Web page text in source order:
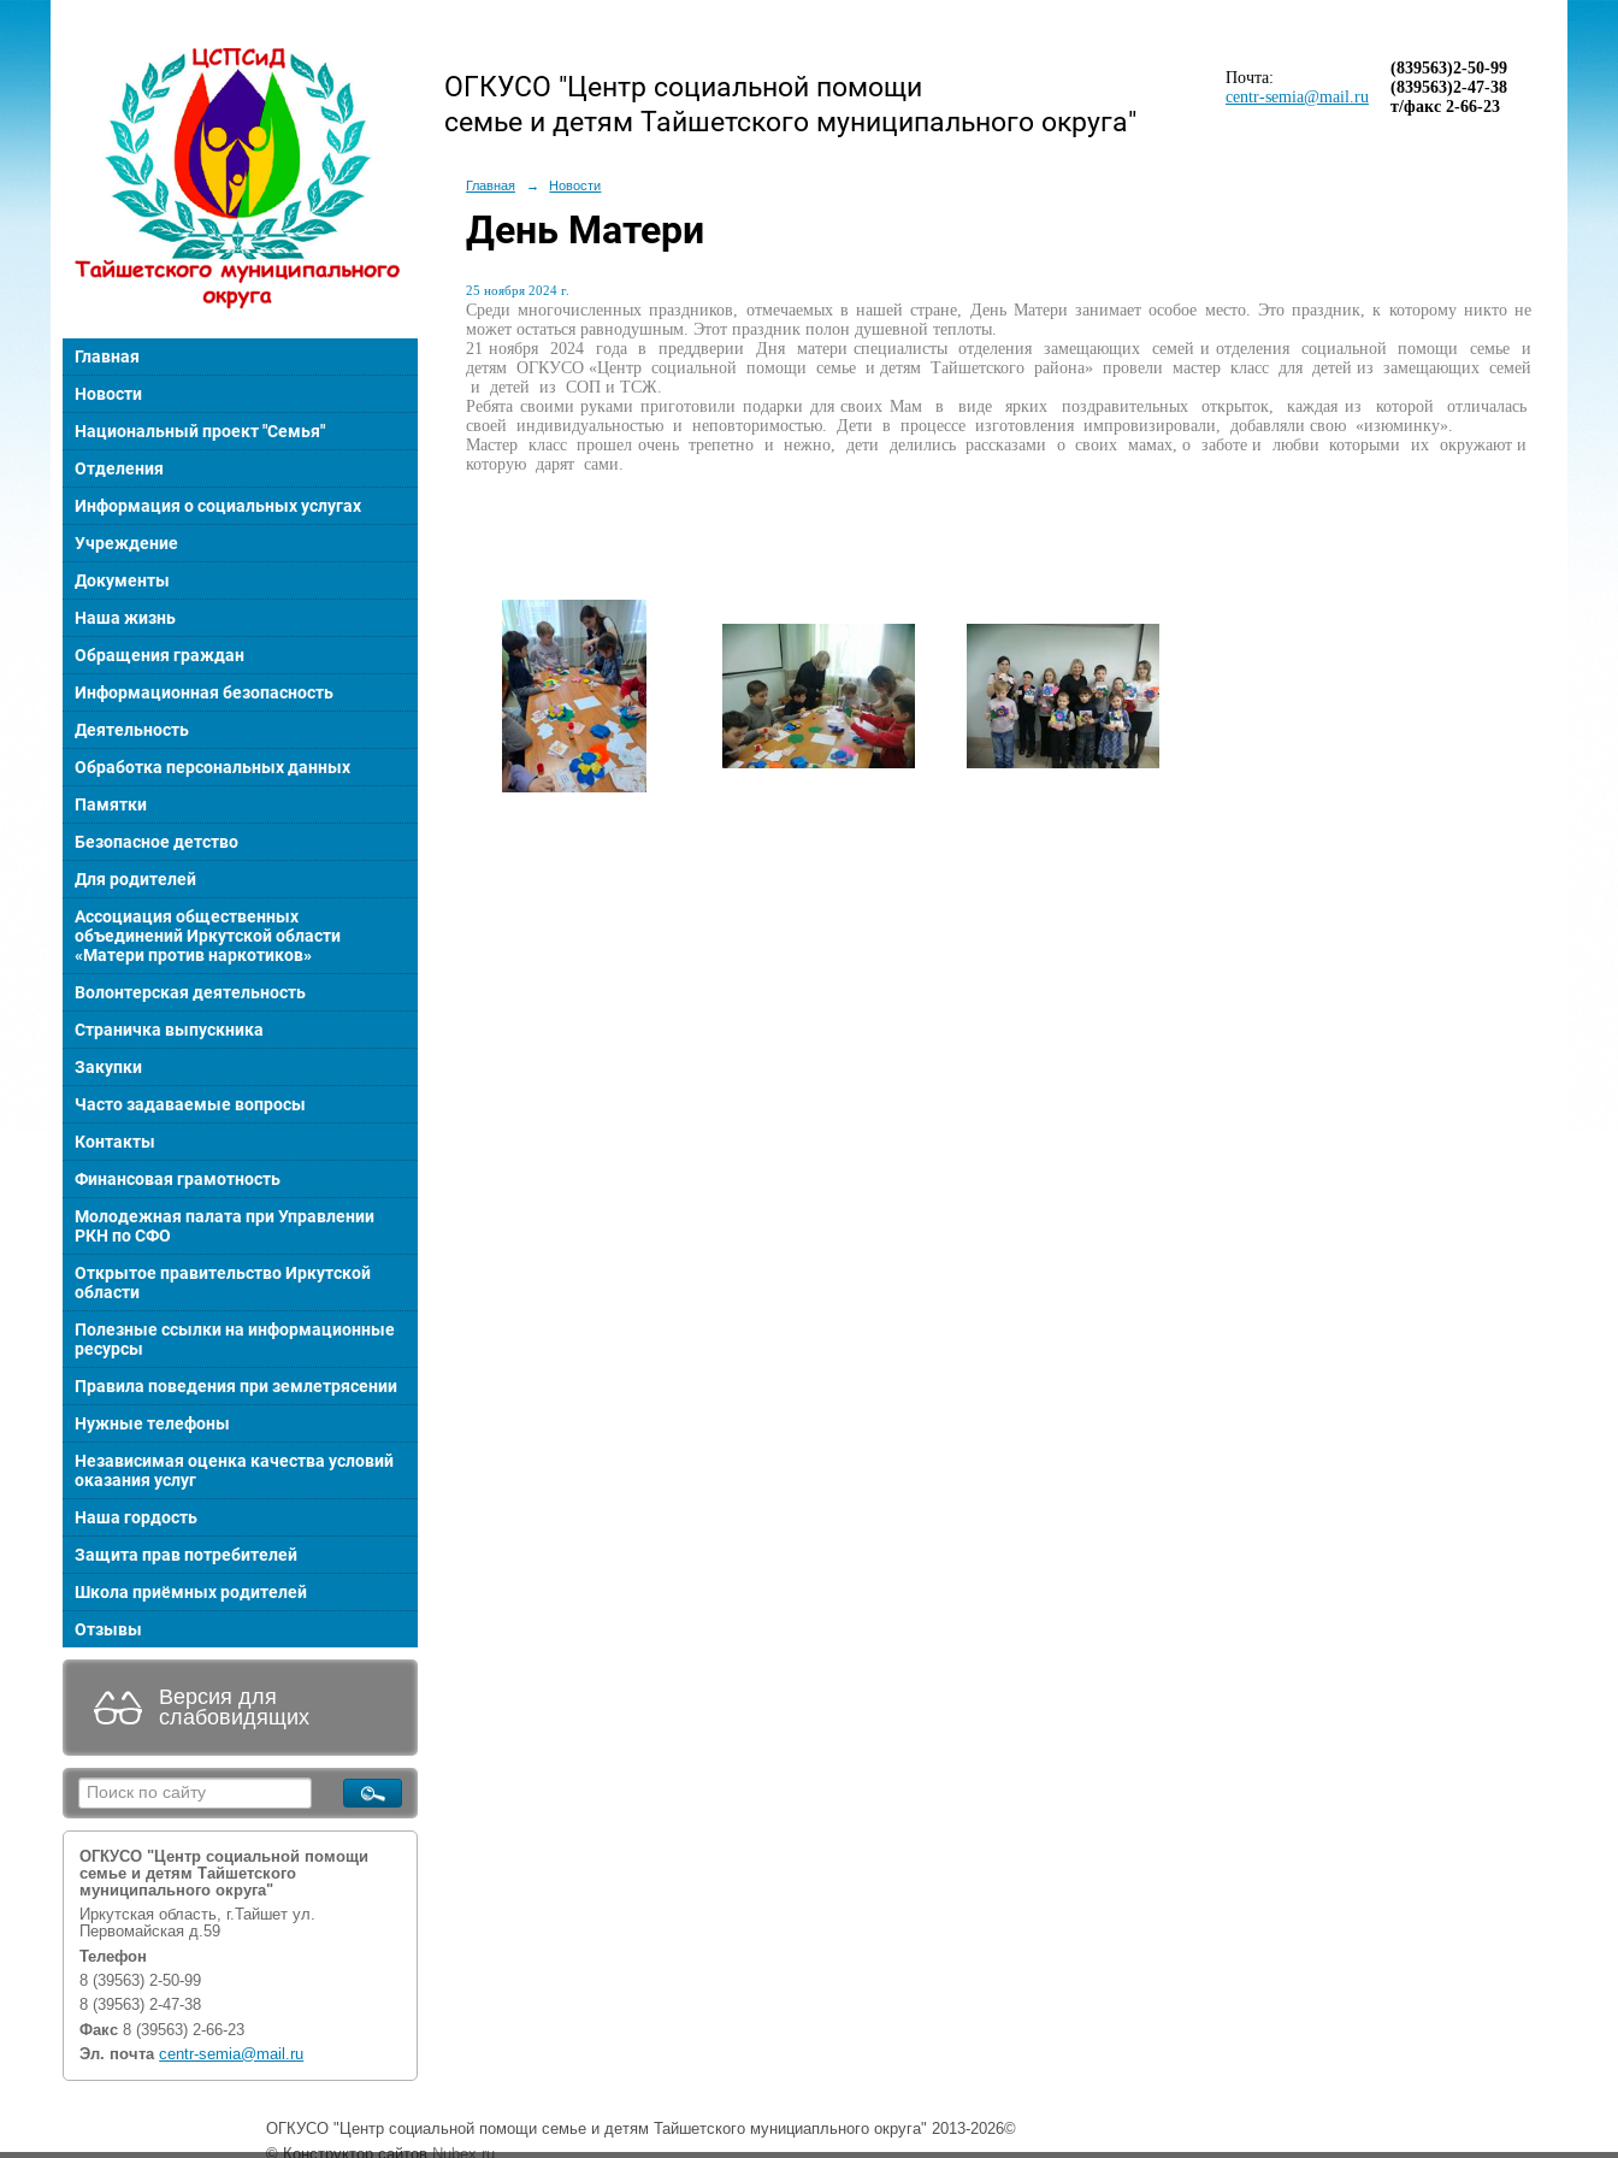
Главная
Новости
Национальный проект "Семья"
Отделения
Информация о социальных услугах
Учреждение
Документы
Наша жизнь
Обращения граждан
Информационная безопасность
Деятельность
Обработка персональных данных
Памятки
Безопасное детство
Для родителей
Ассоциация общественных
объединений Иркутской области
«Матери против наркотиков»
Волонтерская деятельность
Страничка выпускника
Закупки
Часто задаваемые вопросы
Контакты
Финансовая грамотность
Молодежная палата при Управлении
РКН по СФО
Открытое правительство Иркутской
области
Полезные ссылки на информационные
ресурсы
Правила поведения при землетрясении
Нужные телефоны
Независимая оценка качества условий
оказания услуг
Наша гордость
Защита прав потребителей
Школа приёмных родителей
Отзывы
Версия для
слабовидящих
ОГКУСО "Центр социальной помощи
семье и детям Тайшетского
муниципального округа"
Иркутская область, г.Тайшет ул.
Первомайская д.59
Телефон
8 (39563) 2-50-99
8 (39563) 2-47-38
Факс 8 (39563) 2-66-23
Эл. почта centr-semia@mail.ru
ОГКУСО "Центр социальной помощи
семье и детям Тайшетского муниципального округа"
Почта:
centr-semia@mail.ru
(839563)2-50-99
(839563)2-47-38
т/факс 2-66-23
Главная → Новости
День Матери
25 ноября 2024 г.
Среди многочисленных праздников, отмечаемых в нашей стране, День Матери занимает особое место. Это праздник, к которому никто не
может остаться равнодушным. Этот праздник полон душевной теплоты.
21 ноября 2024 года в преддверии Дня матери специалисты отделения замещающих семей и отделения социальной помощи семье и
детям ОГКУСО «Центр социальной помощи семье и детям Тайшетского района» провели мастер класс для детей из замещающих семей
и детей из СОП и ТСЖ.
Ребята своими руками приготовили подарки для своих Мам в виде ярких поздравительных открыток, каждая из которой отличалась
своей индивидуальностью и неповторимостью. Дети в процессе изготовления импровизировали, добавляли свою «изюминку».
Мастер класс прошел очень трепетно и нежно, дети делились рассказами о своих мамах, о заботе и любви которыми их окружают и
которую дарят сами.
ОГКУСО "Центр социальной помощи семье и детям Тайшетского мунициапльного округа" 2013-2026©